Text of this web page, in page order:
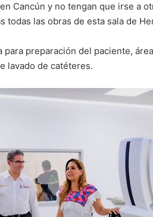
Cancún y no tengan que irse a
las obras de esta sala de
preparación del paciente,
lavado de catéteres.